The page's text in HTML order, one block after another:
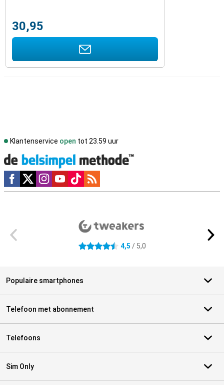
30,95
Klantenservice open tot 23.59 uur
Social media
4.5 sterren 4,5 / 5,0
Populaire smartphones
Telefoon met abonnement
Telefoons
Sim Only